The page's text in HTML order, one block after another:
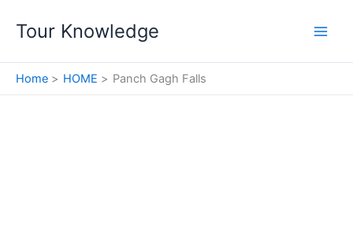
Tour Knowledge
Home HOME Panch Gagh Falls